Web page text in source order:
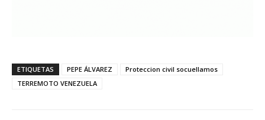
ETIQUETAS PEPE ÁLVAREZ
Proteccion civil socuellamos
TERREMOTO VENEZUELA